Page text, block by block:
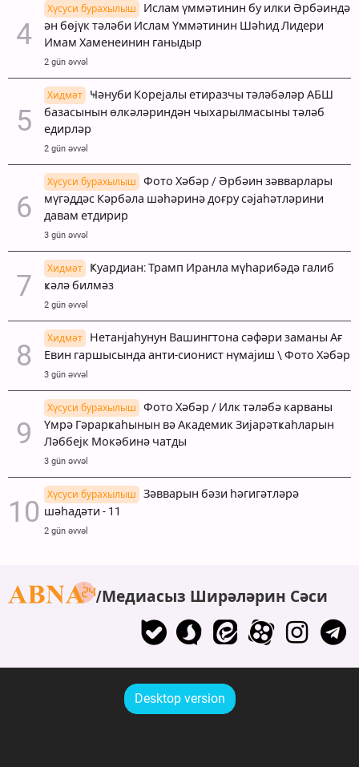
Хүсуси бурахылыш
Ислам үммәтинин бу илки Әрбәиндә
ән бөјүк тәләби Ислам Үммәтинин Шәһид Лидери
Имам Хаменеинин ганыдыр
2 gün əvvəl
Хидмәт
Ҹәнуби Корејалы етиразчы тәләбәләр АБШ
базасынын өлкәләриндән чыхарылмасыны тәләб
едирләр
2 gün əvvəl
Хүсуси бурахылыш
Фото Хәбәр / Әрбәин зәвварлары
мүгәддәс Кәрбәла шәһәринә доғру сәјаһәтләрини
давам етдирир
3 gün əvvəl
Хидмәт
Ҝуардиан: Трамп Иранла мүһарибәдә галиб
ҝәлә билмәз
2 gün əvvəl
Хидмәт
Нетанјаһунун Вашингтона сәфәри заманы Ағ
Евин гаршысында анти-сионист нүмајиш \ Фото Хәбәр
3 gün əvvəl
Хүсуси бурахылыш
Фото Хәбәр / Илк тәләбә карваны
Үмрә Гәрарҝаһынын вә Академик Зијарәтҝаһларын
Ләббејк Мокәбинә чатды
3 gün əvvəl
Хүсуси бурахылыш
Зәвварын бәзи һәгигәтләрә
шәһадәти - 11
2 gün əvvəl
Медиасыз Ширәләрин Сәси
Desktop version